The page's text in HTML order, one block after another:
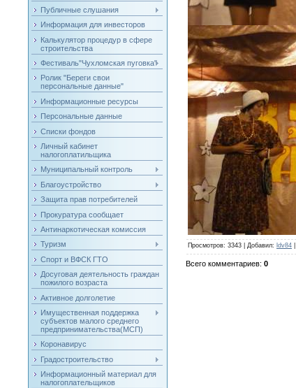
Публичные слушания
Информация для инвесторов
Калькулятор процедур в сфере
строительства
Фестиваль"Чухломская пуговка"
Ролик "Береги свои
персональные данные"
Информационные ресурсы
Персональные данные
Списки фондов
Личный кабинет
налогоплатильщика
Муниципальный контроль
Благоустройство
Защита прав потребителей
Прокуратура сообщает
Антинаркотическая комиссия
Туризм
Спорт и ВФСК ГТО
Досуговая деятельность граждан
пожилого возраста
Активное долголетие
Имущественная поддержка
субъектов малого среднего
предпринимательства(МСП)
Коронавирус
Градостроительство
Информационный материал для
налогоплательщиков
Просмотров: 3343 | Добавил: ldv84|
Всего комментариев: 0